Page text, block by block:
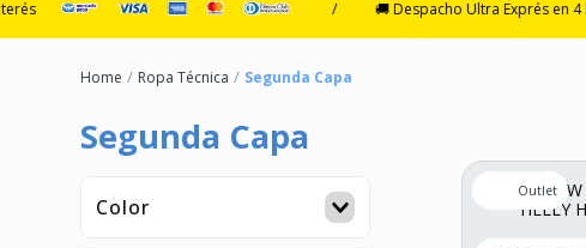
/ 🚚 Despacho Ultra Exprés en 4 horas
Ropa Técnica Segunda Capa
Segunda Capa
Color